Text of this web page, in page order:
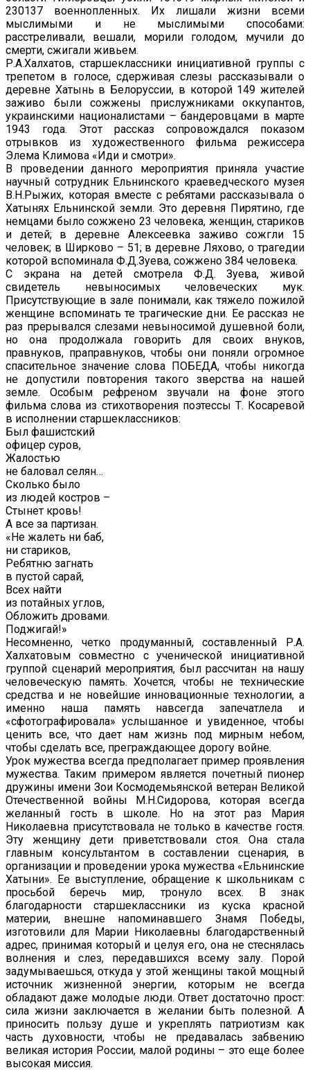
230137 военнопленных. Их лишали жизни всеми
мыслимыми и не мыслимыми способами:
расстреливали, вешали, морили голодом, мучили до
смерти, сжигали живьем.
Р.А.Халхатов, старшеклассники инициативной группы с
трепетом в голосе, сдерживая слезы рассказывали о
деревне Хатынь в Белоруссии, в которой 149 жителей
заживо были сожжены прислужниками оккупантов,
украинскими националистами – бандеровцами в марте
1943 года. Этот рассказ сопровождался показом
отрывков из художественного фильма режиссера
Элема Климова «Иди и смотри».
В проведении данного мероприятия приняла участие
научный сотрудник Ельнинского краеведческого музея
В.Н.Рыжих, которая вместе с ребятами рассказывала о
Хатынях Ельнинской земли. Это деревня Пирятино, где
немцами было сожжено 23 человека, женщин, стариков
и детей; в деревне Алексеевка заживо сожгли 15
человек; в Ширково – 51; в деревне Ляхово, о трагедии
которой вспоминала Ф.Д.Зуева, сожжено 384 человека.
С экрана на детей смотрела Ф.Д. Зуева, живой
свидетель невыносимых человеческих мук.
Присутствующие в зале понимали, как тяжело пожилой
женщине вспоминать те трагические дни. Ее рассказ не
раз прерывался слезами невыносимой душевной боли,
но она продолжала говорить для своих внуков,
правнуков, праправнуков, чтобы они поняли огромное
спасительное значение слова ПОБЕДА, чтобы никогда
не допустили повторения такого зверства на нашей
земле. Особым рефреном звучали на фоне этого
фильма слова из стихотворения поэтессы Т. Косаревой
в исполнении старшеклассников:
Был фашистский
офицер суров,
Жалостью
не баловал селян…
Сколько было
из людей костров –
Стынет кровь!
А все за партизан.
«Не жалеть ни баб,
ни стариков,
Ребятню загнать
в пустой сарай,
Всех найти
из потайных углов,
Обложить дровами.
Поджигай!»
Несомненно, четко продуманный, составленный Р.А.
Халхатовым совместно с ученической инициативной
группой сценарий мероприятия, был рассчитан на нашу
человеческую память. Хочется, чтобы не технические
средства и не новейшие инновационные технологии, а
именно наша память навсегда запечатлела и
«сфотографировала» услышанное и увиденное, чтобы
ценить все, что дает нам жизнь под мирным небом,
чтобы сделать все, преграждающее дорогу войне.
Урок мужества всегда предполагает пример проявления
мужества. Таким примером является почетный пионер
дружины имени Зои Космодемьянской ветеран Великой
Отечественной войны М.Н.Сидорова, которая всегда
желанный гость в школе. Но на этот раз Мария
Николаевна присутствовала не только в качестве гостя.
Эту женщину дети приветствовали стоя. Она стала
главным консультантом в составлении сценария, в
организации и проведении урока мужества «Ельнинские
Хатыни». Ее выступление, обращение к школьникам с
просьбой беречь мир, тронуло всех. В знак
благодарности старшеклассники из куска красной
материи, внешне напоминавшего Знамя Победы,
изготовили для Марии Николаевны благодарственный
адрес, принимая который и целуя его, она не стеснялась
волнения и слез, передавшихся всему залу. Порой
задумываешься, откуда у этой женщины такой мощный
источник жизненной энергии, которым не всегда
обладают даже молодые люди. Ответ достаточно прост:
сила жизни заключается в желании быть полезной. А
приносить пользу душе и укреплять патриотизм как
часть духовности, чтобы не предавалась забвению
великая история России, малой родины – это еще более
высокая миссия.